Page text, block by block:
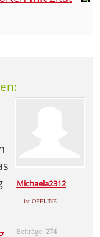
Michaela2312
... ist OFFLINE
Beiträge: 274
,